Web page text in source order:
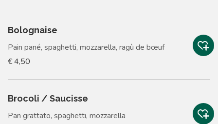
Bolognaise
Pain pané, spaghetti, mozzarella, ragù de bœuf
€ 4,50
Brocoli / Saucisse
Pan grattato, spaghetti, mozzarella